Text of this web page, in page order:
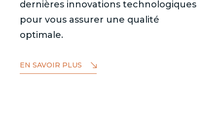
dernières innovations technologiques
pour vous assurer une qualité
optimale.
EN SAVOIR PLUS